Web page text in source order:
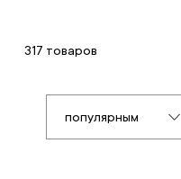
317 товаров
популярным